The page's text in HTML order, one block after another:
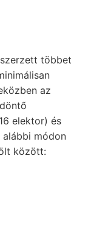
többet
az
elektor) és
alábbi módon
között: